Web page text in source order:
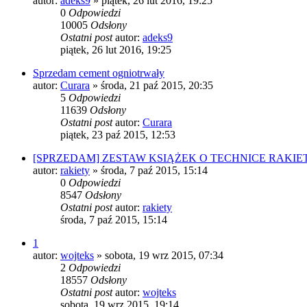
0 Odpowiedzi
10005 Odsłony
Ostatni postautor: adeks9
piątek, 26 lut 2016, 19:25
Sprzedam cement ogniotrwały
autor: Curara » środa, 21 paź 2015, 20:35
5 Odpowiedzi
11639 Odsłony
Ostatni postautor: Curara
piątek, 23 paź 2015, 12:53
[SPRZEDAM] ZESTAW KSIĄŻEK O TECHNICE
autor: rakiety » środa, 7 paź 2015, 15:14
0 Odpowiedzi
8547 Odsłony
Ostatni postautor: rakiety
środa, 7 paź 2015, 15:14
1
autor: wojteks » sobota, 19 wrz 2015, 07:34
2 Odpowiedzi
18557 Odsłony
Ostatni postautor: wojteks
sobota, 19 wrz 2015, 19:14